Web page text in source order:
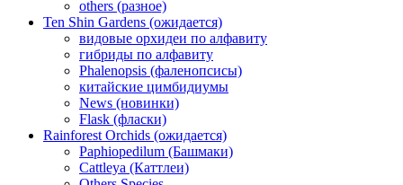
others (разное)
Ten Shin Gardens (ожидается)
видовые орхидеи по алфавиту
гибриды по алфавиту
Phalenopsis (фаленопсисы)
китайские цимбидиумы
News (новинки)
Flask (фласки)
Rainforest Orchids (ожидается)
Paphiopedilum (Башмаки)
Cattleya (Каттлеи)